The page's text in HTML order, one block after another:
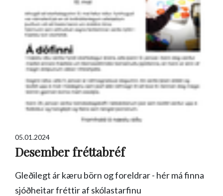
05.01.2024
Desember fréttabréf
Gleðilegt ár kæru börn og foreldrar - hér má finna
sjóðheitar fréttir af skólastarfinu